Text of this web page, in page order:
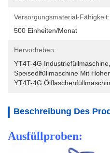
Versorgungsmaterial-Fähigkeit:
500 Einheiten/Monat
Hervorheben:
YT4T-4G Industriefüllmaschine
Speiseölfüllmaschine Mit
YT4T-4G
Beschreibung Des
Ausfüllproben: